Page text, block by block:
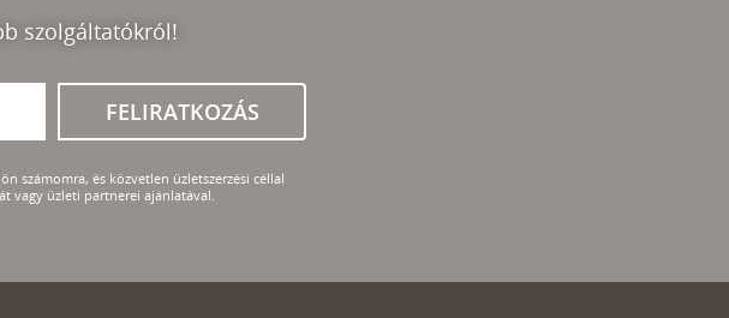
szolgáltatókról!
FELIRATKOZÁS
számomra, és közvetlen üzletszerzési céllal
vagy üzleti partnerei ajánlatával.